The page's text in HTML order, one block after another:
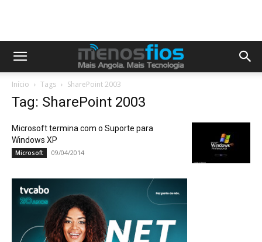
Início Tags SharePoint 2003
Tag: SharePoint 2003
Microsoft termina com o Suporte para
Windows XP
Microsoft 09/04/2014